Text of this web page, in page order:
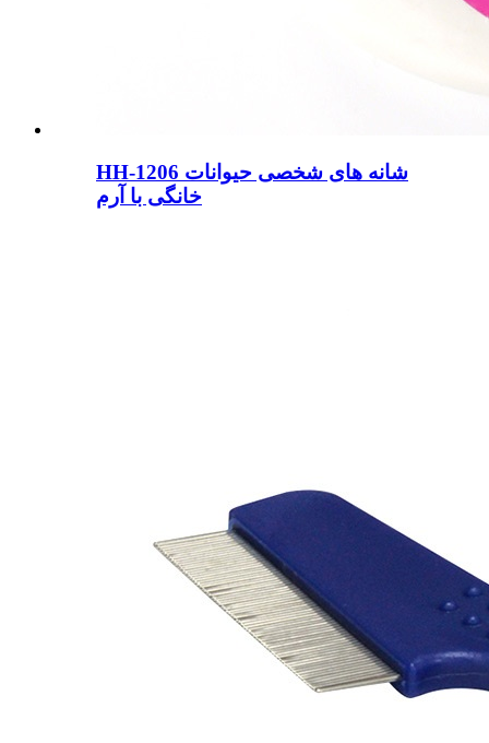
HH-1206 شانه های شخصی حیوانات
خانگی با آرم